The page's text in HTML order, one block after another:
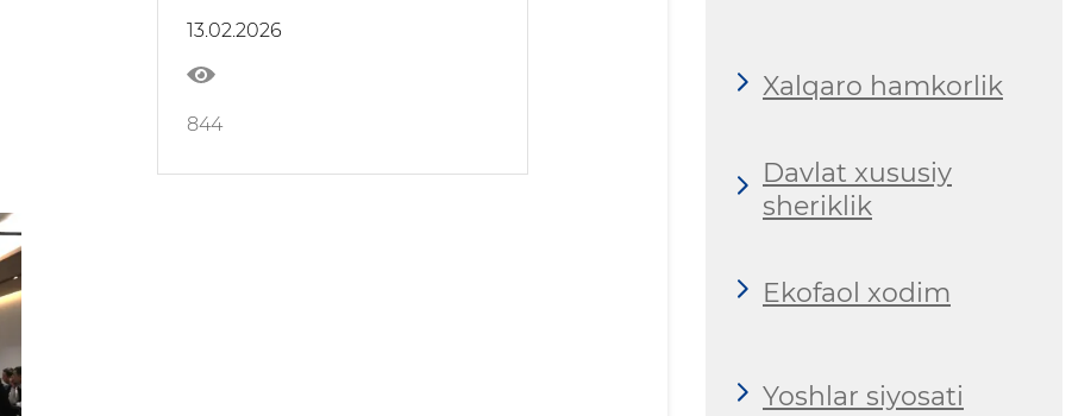
shaharchasida bunyod etilgan
sport inshootlari bilan
yaqindan tanishdi
13.02.2026
844
Xalqaro hamkorlik
Davlat xususiy
sheriklik
Ekofaol xodim
Yoshlar siyosati